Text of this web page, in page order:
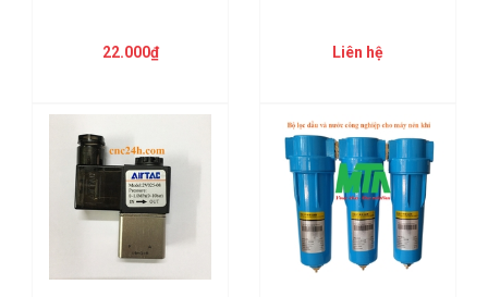
22.000₫ Liên hệ